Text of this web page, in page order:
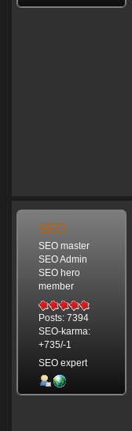
SEO
SEO master
SEO Admin
SEO hero
member
Posts: 7394
SEO-karma:
+735/-1
SEO expert